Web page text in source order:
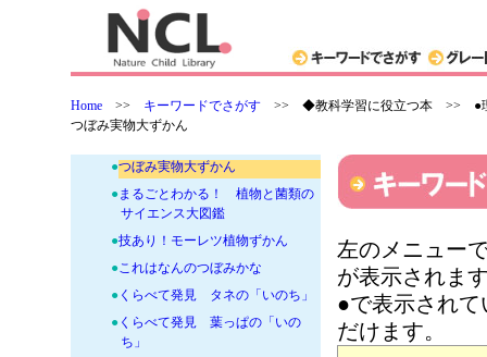
Home >> キーワードでさがす >> ◆教科学習に役立つ本 >> ●
つぼみ実物大ずかん
●国語・漢字、漢和・ことわざ辞典
類
●算数・数学
+
●理科・科学の本-動物・昆虫
●つぼみ実物大ずかん
●まるごとわかる！ 植物と菌類の
サイエンス大図鑑
●技あり！モーレツ植物ずかん
●これはなんのつぼみかな
●くらべて発見 タネの「いのち」
●くらべて発見 葉っぱの「いの
ち」
左のメニュー
が表示されま
●で表示され
だけます。